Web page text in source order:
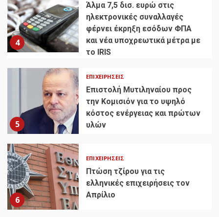
4
Άλμα 7,5 δισ. ευρώ στις
ηλεκτρονικές συναλλαγές
φέρνει έκρηξη εσόδων ΦΠΑ
και νέα υποχρεωτικά μέτρα με
το IRIS
5
ΕΠΙΧΕΙΡΉΣΕΙΣ
Επιστολή Μυτιληναίου προς
την Κομισιόν για το υψηλό
κόστος ενέργειας και πρώτων
υλών
6
ΕΠΙΧΕΙΡΉΣΕΙΣ
Πτώση τζίρου για τις
ελληνικές επιχειρήσεις τον
Απρίλιο